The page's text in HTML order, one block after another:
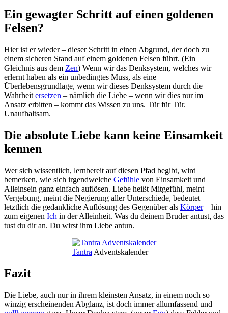
Ein gewagter Schritt auf einen goldenen
Felsen?
Hier ist er wieder – dieser Schritt in einen Abgrund, der doch zu
einem sicheren Stand auf einem goldenen Felsen führt. (Ein
Gleichnis aus dem Zen) Wenn wir das Denksystem, welches wir
erlernt haben als ein unbedingtes Muss, als eine
Überlebensgrundlage, wenn wir dieses Denksystem durch die
Wahrheit ersetzen – nämlich die Liebe – wenn wir dies nur im
Ansatz erbitten – kommt das Wissen zu uns. Tür für Tür.
Unaufhaltsam.
Die absolute Liebe kann keine Einsamkeit
kennen
Wer sich wissentlich, lernbereit auf diesen Pfad begibt, wird
bemerken, wie sich irgendwelche Gefühle von Einsamkeit und
Alleinsein ganz einfach auflösen. Liebe heißt Mitgefühl, meint
Vergebung, meint die Negierung aller Unterschiede, bedeutet
letztlich die gedankliche Auflösung des Gegenüber als Körper– hin
zum eigenen Ich in der Alleinheit. Was du deinem Bruder antust, das
tust du dir an. Du wirst ihm Liebe antun.
Tantra Adventskalender
Fazit
Die Liebe, auch nur in ihrem kleinsten Ansatz, in einem noch so
winzig erscheinenden Abglanz, ist doch immer allumfassend und